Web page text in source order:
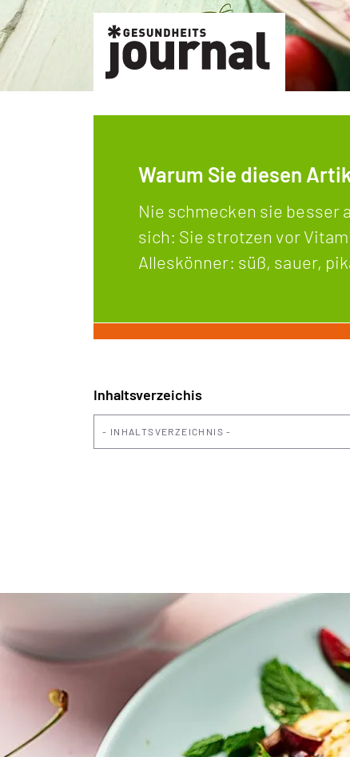
Warum Sie diesen
Nie schmecken sie besser
sich: Sie strotzen vor
Alleskönner: süß, sauer,
Inhaltsverzeichis
INHALTSVERZEICHNIS